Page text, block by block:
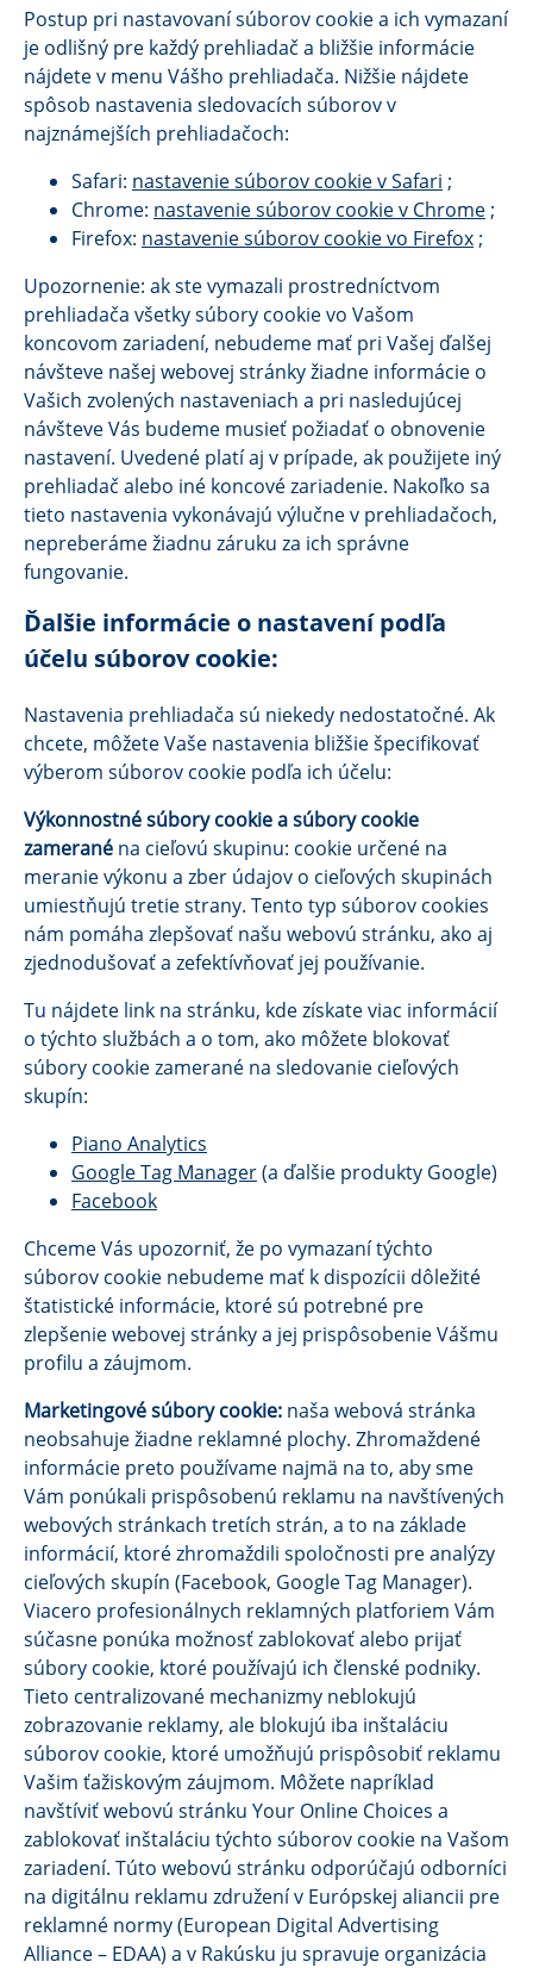
Postup pri nastavovaní súborov cookie a ich vymazaní
je odlišný pre každý prehliadač a bližšie informácie
nájdete v menu Vášho prehliadača. Nižšie nájdete
spôsob nastavenia sledovacích súborov v
najznámejších prehliadačoch:
Safari: nastavenie súborov cookie v Safari ;
Chrome: nastavenie súborov cookie v Chrome ;
Firefox: nastavenie súborov cookie vo Firefox ;
Upozornenie: ak ste vymazali prostredníctvom
prehliadača všetky súbory cookie vo Vašom
koncovom zariadení, nebudeme mať pri Vašej ďalšej
návšteve našej webovej stránky žiadne informácie o
Vašich zvolených nastaveniach a pri nasledujúcej
návšteve Vás budeme musieť požiadať o obnovenie
nastavení. Uvedené platí aj v prípade, ak použijete iný
prehliadač alebo iné koncové zariadenie. Nakoľko sa
tieto nastavenia vykonávajú výlučne v prehliadačoch,
nepreberáme žiadnu záruku za ich správne
fungovanie.
Ďalšie informácie o nastavení podľa
účelu súborov cookie:
Nastavenia prehliadača sú niekedy nedostatočné. Ak
chcete, môžete Vaše nastavenia bližšie špecifikovať
výberom súborov cookie podľa ich účelu:
Výkonnostné súbory cookie a súbory cookie
zamerané na cieľovú skupinu: cookie určené na
meranie výkonu a zber údajov o cieľových skupinách
umiestňujú tretie strany. Tento typ súborov cookies
nám pomáha zlepšovať našu webovú stránku, ako aj
zjednodušovať a zefektívňovať jej používanie.
Tu nájdete link na stránku, kde získate viac informácií
o týchto službách a o tom, ako môžete blokovať
súbory cookie zamerané na sledovanie cieľových
skupín:
Piano Analytics
Google Tag Manager(a ďalšie produkty Google)
Facebook
Chceme Vás upozorniť, že po vymazaní týchto
súborov cookie nebudeme mať k dispozícii dôležité
štatistické informácie, ktoré sú potrebné pre
zlepšenie webovej stránky a jej prispôsobenie Vášmu
profilu a záujmom.
Marketingové súbory cookie: naša webová stránka
neobsahuje žiadne reklamné plochy. Zhromaždené
informácie preto používame najmä na to, aby sme
Vám ponúkali prispôsobenú reklamu na navštívených
webových stránkach tretích strán, a to na základe
informácií, ktoré zhromaždili spoločnosti pre analýzy
cieľových skupín (Facebook, Google Tag Manager).
Viacero profesionálnych reklamných platforiem Vám
súčasne ponúka možnosť zablokovať alebo prijať
súbory cookie, ktoré používajú ich členské podniky.
Tieto centralizované mechanizmy neblokujú
zobrazovanie reklamy, ale blokujú iba inštaláciu
súborov cookie, ktoré umožňujú prispôsobiť reklamu
Vašim ťažiskovým záujmom. Môžete napríklad
navštíviť webovú stránku Your Online Choices a
zablokovať inštaláciu týchto súborov cookie na Vašom
zariadení. Túto webovú stránku odporúčajú odborníci
na digitálnu reklamu združení v Európskej aliancii pre
reklamné normy (European Digital Advertising
Alliance – EDAA) a v Rakúsku ju spravuje organizácia